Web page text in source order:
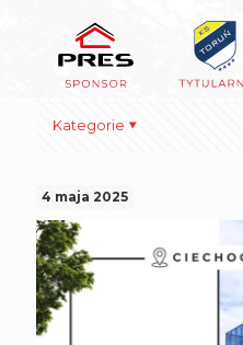
Kategorie
4 maja 2025